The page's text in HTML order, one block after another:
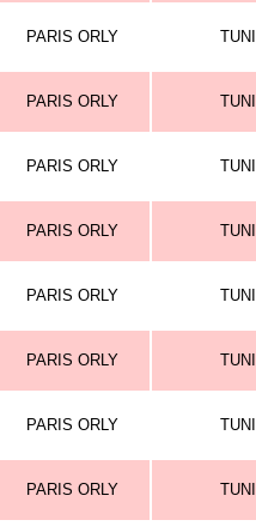
PARIS ORLY
PARIS ORLY
PARIS ORLY
PARIS ORLY
PARIS ORLY
PARIS ORLY
PARIS ORLY
PARIS ORLY